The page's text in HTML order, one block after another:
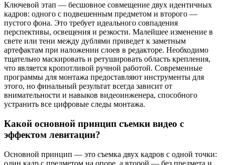
Ключевой этап — бесшовное совмещение двух идентичных
кадров: одного с подвешенным предметом и второго —
пустого фона. Это требует идеального совпадения
перспективы, освещения и резкости. Малейшее изменение в
свете или тени между дублями приведет к заметным
артефактам при наложении слоев в редакторе. Необходимо
тщательно маскировать и ретушировать область крепления,
что является кропотливой ручной работой. Современные
программы для монтажа предоставляют инструменты для
этого, но финальный результат всегда зависит от
внимательности и навыков видеоинженера, способного
устранить все цифровые следы монтажа.
Какой основной принцип съемки видео с
эффектом левитации?
Основной принцип — это съемка двух кадров с одной точки:
один кадр с предметом на опоре, а второй — без предмета и